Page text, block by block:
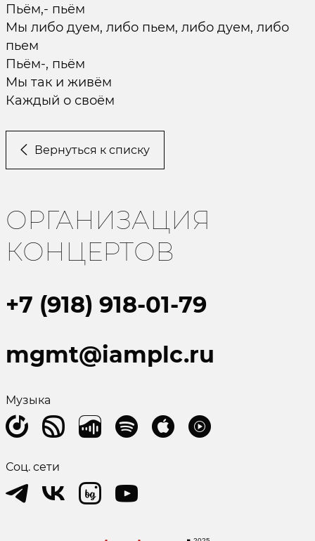
Пьём,- пьём
Мы либо дуем, либо пьем, либо дуем, либо
пьем
Пьём-, пьём
Мы так и живём
Каждый о своём
Вернуться к списку
ОРГАНИЗАЦИЯ
КОНЦЕРТОВ
+7 (918) 918-01-79
mgmt@iamplc.ru
Музыка
Соц. сети